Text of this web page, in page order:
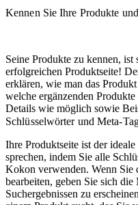
Kennen Sie Ihre Produkte
Seine Produkte zu kennen,
erfolgreichen Produktseite!
erklären, wie man das
welche ergänzenden
Details wie möglich sowie
Schlüsselwörter und Meta-
Ihre Produktseite ist der
sprechen, indem Sie alle
Kokon verwenden. Wenn Sie
bearbeiten, geben Sie sich
Suchergebnissen zu